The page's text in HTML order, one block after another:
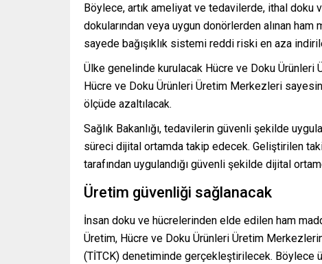
Böylece, artık ameliyat ve tedavilerde, ithal doku
dokularından veya uygun donörlerden alınan
sayede bağışıklık sistemi reddi riski en aza
Ülke genelinde kurulacak Hücre ve Doku
Hücre ve Doku Ürünleri Üretim Merkezleri
ölçüde azaltılacak.
Sağlık Bakanlığı, tedavilerin güvenli şekilde
süreci dijital ortamda takip edecek. Geliştirilen
tarafından uygulandığı güvenli şekilde dijital
Üretim güvenliği sağlanacak
İnsan doku ve hücrelerinden elde edilen ham
Üretim, Hücre ve Doku Ürünleri Üretim
(TİTCK) denetiminde gerçekleştirilecek. Böylece